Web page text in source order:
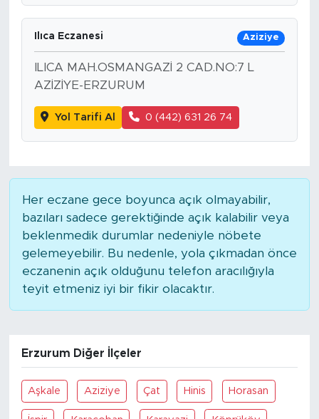
Ilıca Eczanesi Aziziye
ILICA MAH.OSMANGAZİ 2 CAD.NO:7 L
AZİZİYE-ERZURUM
Yol Tarifi Al 0 (442) 631 26 74
Her eczane gece boyunca açık olmayabilir,
bazıları sadece gerektiğinde açık kalabilir veya
beklenmedik durumlar nedeniyle nöbete
gelemeyebilir. Bu nedenle, yola çıkmadan önce
eczanenin açık olduğunu telefon aracılığıyla
teyit etmeniz iyi bir fikir olacaktır.
Erzurum Diğer İlçeler
Aşkale Aziziye Çat Hinis Horasan